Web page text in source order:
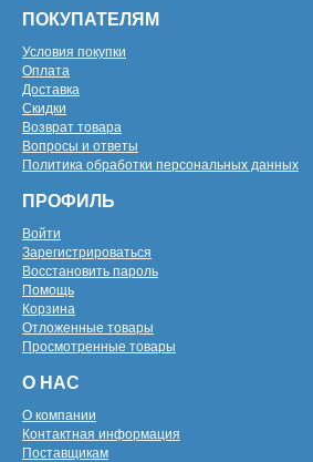
ПОКУПАТЕЛЯМ
Условия покупки
Оплата
Доставка
Скидки
Возврат товара
Вопросы и ответы
Политика обработки персональных данных
ПРОФИЛЬ
Войти
Зарегистрироваться
Восстановить пароль
Помощь
Корзина
Отложенные товары
Просмотренные товары
О НАС
О компании
Контактная информация
Поставщикам